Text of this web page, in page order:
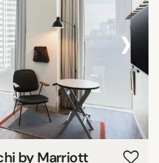
›
by Marriott